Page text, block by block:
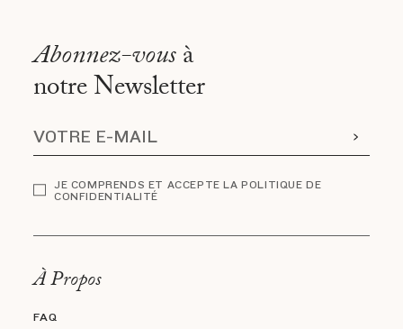
Abonnez-vousà
notre Newsletter
JE COMPRENDS ET ACCEPTE LA POLITIQUE DE
CONFIDENTIALITÉ
À Propos
FAQ